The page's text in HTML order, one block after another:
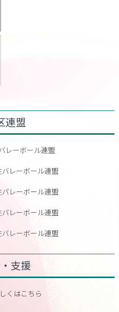
連盟
レーボール連盟
レーボール連盟
レーボール連盟
レーボール連盟
レーボール連盟
支援
くはこちら